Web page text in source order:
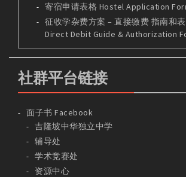
寄宿申请表格 Hostel Application
征收学杂费方案 – 直接缴费 指南和
Direct Debit Guide & Authorization
社群平台链接
面子书 Facebook
吉隆坡中华独立中学
辅导处
学术竞赛处
资源中心